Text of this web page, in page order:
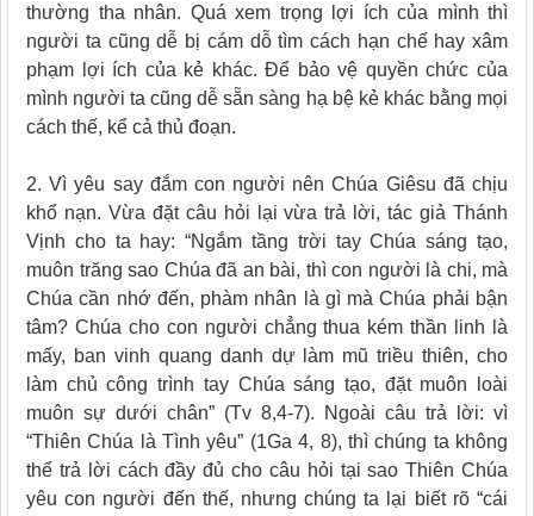
thường tha nhân. Quá xem trọng lợi ích của mình thì
người ta cũng dễ bị cám dỗ tìm cách hạn chế hay xâm
phạm lợi ích của kẻ khác. Để bảo vệ quyền chức của
mình người ta cũng dễ sẵn sàng hạ bệ kẻ khác bằng mọi
cách thế, kể cả thủ đoạn.
2. Vì yêu say đắm con người nên Chúa Giêsu đã chịu
khổ nạn. Vừa đặt câu hỏi lại vừa trả lời, tác giả Thánh
Vịnh cho ta hay: “Ngắm tầng trời tay Chúa sáng tạo,
muôn trăng sao Chúa đã an bài, thì con người là chi, mà
Chúa cần nhớ đến, phàm nhân là gì mà Chúa phải bận
tâm? Chúa cho con người chẳng thua kém thần linh là
mấy, ban vinh quang danh dự làm mũ triều thiên, cho
làm chủ công trình tay Chúa sáng tạo, đặt muôn loài
muôn sự dưới chân” (Tv 8,4-7). Ngoài câu trả lời: vì
“Thiên Chúa là Tình yêu” (1Ga 4, 8), thì chúng ta không
thể trả lời cách đầy đủ cho câu hỏi tại sao Thiên Chúa
yêu con người đến thế, nhưng chúng ta lại biết rõ “cái